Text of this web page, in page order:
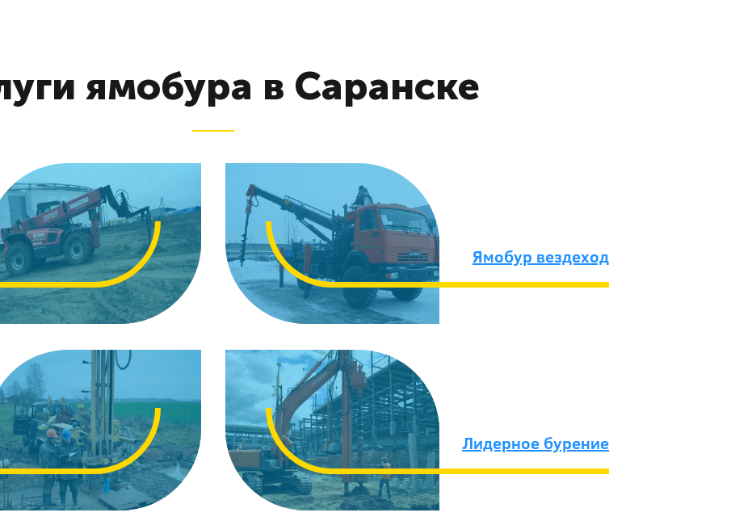
ямобура в Саранске
Ямобур вездеход
Лидерное бурение